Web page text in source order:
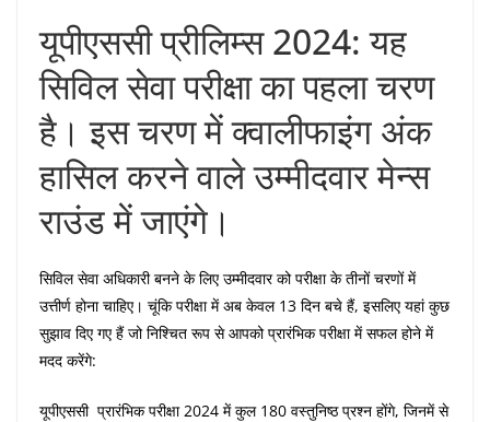
यूपीएससी प्रीलिम्स 2024: यह
सिविल सेवा परीक्षा का पहला चरण
है। इस चरण में क्वालीफाइंग अंक
हासिल करने वाले उम्मीदवार मेन्स
राउंड में जाएंगे।
सिविल सेवा अधिकारी बनने के लिए उम्मीदवार को परीक्षा के तीनों चरणों में
उत्तीर्ण होना चाहिए। चूंकि परीक्षा में अब केवल 13 दिन बचे हैं, इसलिए यहां कुछ
सुझाव दिए गए हैं जो निश्चित रूप से आपको प्रारंभिक परीक्षा में सफल होने में
मदद करेंगे:
यूपीएससी प्रारंभिक परीक्षा 2024 में कुल 180 वस्तुनिष्ठ प्रश्न होंगे, जिनमें से